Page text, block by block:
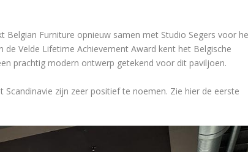
Belgian Furniture opnieuw samen met Studio Segers voor
Velde Lifetime Achievement Award kent het Belgische
prachtig modern ontwerp getekend voor dit paviljoen.
zijn zeer positief te noemen. Zie hier de eerste